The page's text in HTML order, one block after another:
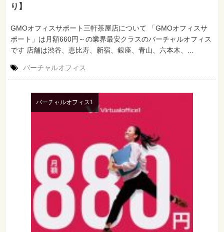
り】
GMOオフィスサポート三軒茶屋店について 「GMOオフィスサ
ポート」は月額660円～の業界最安クラスのバーチャルオフィス
です 店舗は渋谷、恵比寿、新宿、銀座、青山、六本木、...
バーチャルオフィス
バーチャルオフィス1